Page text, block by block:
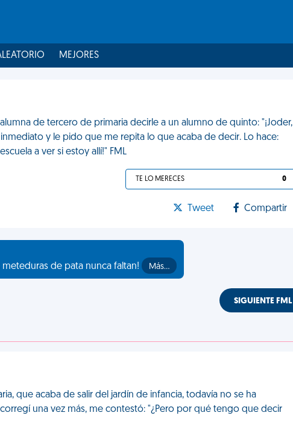
MEJORES
de tercero de primaria decirle a un alumno de quinto: "¡Joder,
y le pido que me repita lo que acaba de decir. Lo hace:
a ver si estoy allí!" FML
TE LO MERECES 0
Tweet Compartir
de pata nunca faltan!
Más…
SIGUIENTE FML
que acaba de salir del jardín de infancia, todavía no se ha
una vez más, me contestó: "¿Pero por qué tengo que decir